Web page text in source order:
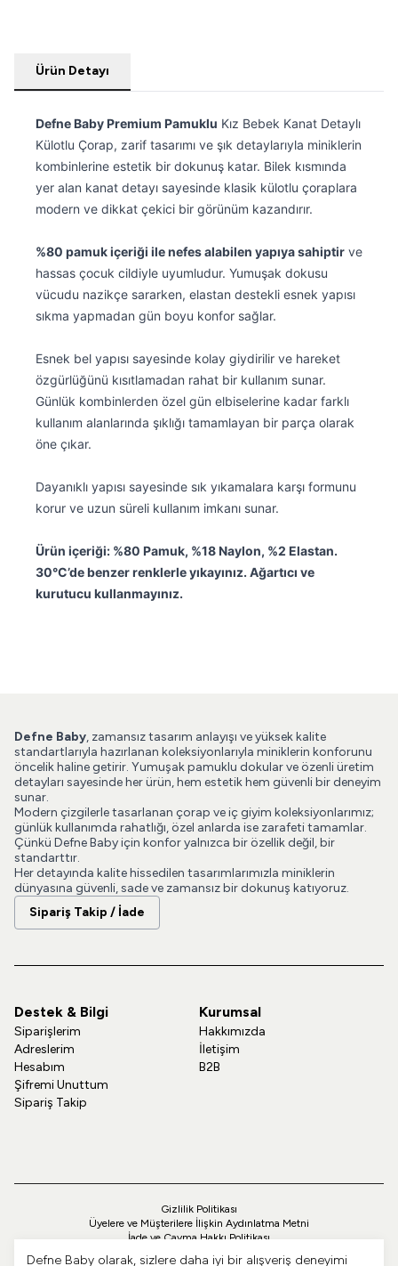
Defne Baby olarak, sizlere daha iyi bir alışveriş deneyimi
Ürün Detayı
Defne Baby Premium Pamuklu Kız Bebek Kanat Detaylı
Külotlu Çorap, zarif tasarımı ve şık detaylarıyla miniklerin
kombinlerine estetik bir dokunuş katar. Bilek kısmında
yer alan kanat detayı sayesinde klasik külotlu çoraplara
modern ve dikkat çekici bir görünüm kazandırır.
%80 pamuk içeriği ile nefes alabilen yapıya sahiptir ve
hassas çocuk cildiyle uyumludur. Yumuşak dokusu
vücudu nazikçe sararken, elastan destekli esnek yapısı
sıkma yapmadan gün boyu konfor sağlar.
Esnek bel yapısı sayesinde kolay giydirilir ve hareket
özgürlüğünü kısıtlamadan rahat bir kullanım sunar.
Günlük kombinlerden özel gün elbiselerine kadar farklı
kullanım alanlarında şıklığı tamamlayan bir parça olarak
öne çıkar.
Dayanıklı yapısı sayesinde sık yıkamalara karşı formunu
korur ve uzun süreli kullanım imkanı sunar.
Ürün içeriği: %80 Pamuk, %18 Naylon, %2 Elastan.
30°C’de benzer renklerle yıkayınız. Ağartıcı ve
kurutucu kullanmayınız.
Defne Baby, zamansız tasarım anlayışı ve yüksek kalite
standartlarıyla hazırlanan koleksiyonlarıyla miniklerin konforunu
öncelik haline getirir. Yumuşak pamuklu dokular ve özenli üretim
detayları sayesinde her ürün, hem estetik hem güvenli bir deneyim
sunar.
Modern çizgilerle tasarlanan çorap ve iç giyim koleksiyonlarımız;
günlük kullanımda rahatlığı, özel anlarda ise zarafeti tamamlar.
Çünkü Defne Baby için konfor yalnızca bir özellik değil, bir
standarttır.
Her detayında kalite hissedilen tasarımlarımızla miniklerin
dünyasına güvenli, sade ve zamansız bir dokunuş katıyoruz.
Sipariş Takip / İade
Destek & Bilgi
Siparişlerim
Adreslerim
Hesabım
Şifremi Unuttum
Sipariş Takip
Kurumsal
Hakkımızda
İletişim
B2B
Gizlilik Politikası
Üyelere ve Müşterilere İlişkin Aydınlatma Metni
İade ve Cayma Hakkı Politikası